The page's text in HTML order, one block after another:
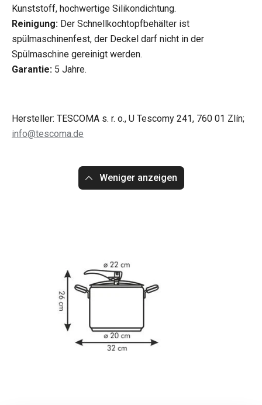
Kunststoff, hochwertige Silikondichtung.
Reinigung: Der Schnellkochtopfbehälter ist
spülmaschinenfest, der Deckel darf nicht in der
Spülmaschine gereinigt werden.
Garantie: 5 Jahre.
Hersteller: TESCOMA s. r. o., U Tescomy 241, 760 01 Zlín;
info@tescoma.de
Weniger anzeigen